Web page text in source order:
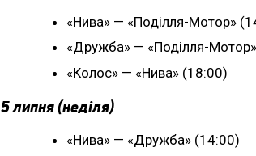
«Нива» — «Поділля-Мотор»
«Дружба» — «Поділля-
«Колос» — «Нива» (18:00)
5 липня (неділя)
«Нива» — «Дружба» (14:00)